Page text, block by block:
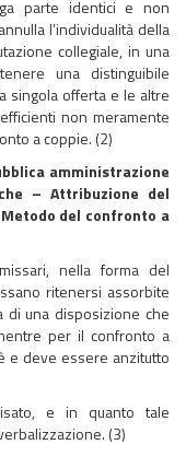
parte identici e non
l’individualità della
collegiale, in una
una distinguibile
singola offerta e le altre
non meramente
a coppie. (2)
amministrazione
– Attribuzione del
del confronto a
nella forma del
ritenersi assorbite
di una disposizione che
per il confronto a
e deve essere anzitutto
e in quanto tale
(3)